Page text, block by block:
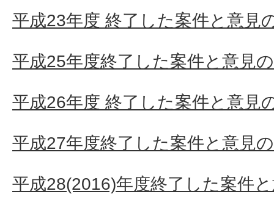
平成23年度 終了した案件と意見
平成25年度終了した案件と意見
平成26年度 終了した案件と意見
平成27年度終了した案件と意見
平成28(2016)年度終了した案件